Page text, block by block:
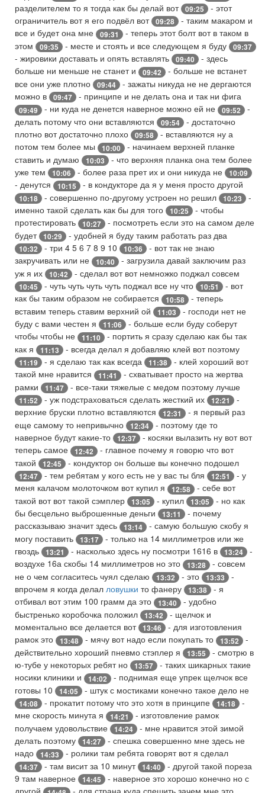
разделителем то я тогда как бы делай вот 09:25
- этот
ограничитель вот я его подвёл вот 09:28
- таким макаром и
все и будет она мне
09:31
- теперь этот болт вот в таком в
этом
09:35 - месте и стоять и все следующем я буду 09:37
- жировики доставать и опять вставлять 09:40
- здесь
больше ни меньше не станет и
09:42
- больше не встанет
все они уже плотно
09:44
- зажаты никуда не не дергаются
можно в
09:47 - принципе и не делать она и так ни фига
09:49 - ни куда не денется наверное можно ей не 09:52
-
делать потому что они вставляются
09:54
- достаточно
плотно вот достаточно плохо
09:58
- вставляются ну а
потом тем более мы
10:00
- начинаем верхней планке
ставить и думаю
10:03
- что верхняя планка она тем более
уже тем
10:06 - более раза прет их и они никуда не 10:09
- денутся 10:15 - в кондукторе да я у меня просто другой
10:18 - совершенно по-другому устроен но решил 10:23
-
именно такой сделать как бы для того
10:25
- чтобы
протестировать
10:27
- посмотреть если это на самом деле
будет 10:29 - удобней я буду таким работать раз два
10:32 - три 4 5 6 7 8 9 10 10:36
- вот так не знаю
закручивать или не
10:40
- загрузила давай заключим раз
уж я их
10:42 - сделал вот вот немножко поджал совсем
10:45 - чуть чуть чуть чуть поджал все ну что 10:51
- вот
как бы таким образом не собирается
10:58
- теперь
вставим теперь ставим верхний ой
11:03
- господи нет не
буду с вами честен я
11:06
- больше если буду соберут
чтобы чтобы не
11:10
- портить я сразу сделаю как бы так
как я
11:13 - всегда делал я добавляю клей вот поэтому
11:19 - я сделаю так как всегда 11:38
- клей хороший вот
такой мне нравится
11:41
- схватывает просто на жертва
рамки
11:47 - все-таки тяжелые с медом поэтому лучше
11:52 - уж подстраховаться сделать жесткий их 12:21
-
верхние бруски плотно вставляются
12:31
- я первый раз
еще самому то непривычно
12:34
- поэтому где то
наверное будут какие-то
12:37
- косяки вылазить ну вот вот
теперь самое
12:42
- главное почему я говорю что вот
такой
12:45 - кондуктор он больше вы конечно подошел
12:47 - тем ребятам у кого есть не у вас ты бля 12:51
- у
меня калачом молоточком вот купил я
12:58
- себе вот
такой вот вот такой сэмплер
13:05 - купил 13:05
- но как
бы бесцельно выброшенные деньги
13:11
- почему
рассказываю значит здесь
13:14
- самую большую скобу я
могу поставить
13:17
- только на 14 миллиметров или же
гвоздь
13:21 - насколько здесь ну посмотри 1616 в 13:24
-
воздухе 16а скобы 14 миллиметров но это
13:28
- совсем
не о чем согласитесь чуял сделаю
13:32 - это 13:33
-
впрочем я когда делал ловушки то фанеру 13:38
- я
отбивал вот этим 100 грамм да это
13:40
- удобно
быстренько коробочка положил
13:42
- щелчок и
моментально все делается вот 13:46
- для изготовления
рамок это
13:48 - мячу вот надо если покупать то 13:52
-
действительно хороший пневмо стэплер я
13:55
- смотрю в
ю-тубе у некоторых ребят но
13:57
- таких шикарных такие
носики клиники и
14:02
- поднимая еще упрек щелчок все
готовы 10
14:05 - штук с мостиками конечно такое дело не
14:08 - прокатит потому что это хотя в принципе 14:18
-
мне скорость минута я
14:21
- изготовление рамок
получаем удовольствие
14:24
- мне нравится этой зимой
делать поэтому
14:27
- спешка совершенно мне здесь не
надо
14:33 - ролики там ребята говорят вот я сделал
14:37 - там висит за 10 минут 14:40
- другой такой пореза
9 там наверное
14:45
- наверное это хорошо конечно но с